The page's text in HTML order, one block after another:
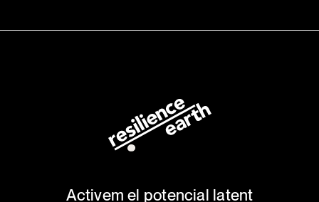
Activem el potencial latent